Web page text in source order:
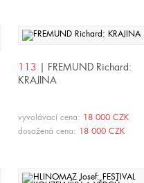
113 | FREMUND Richard:
KRAJINA
vyvolávací cena: 18 000 CZK
dosažená cena: 18 000 CZK